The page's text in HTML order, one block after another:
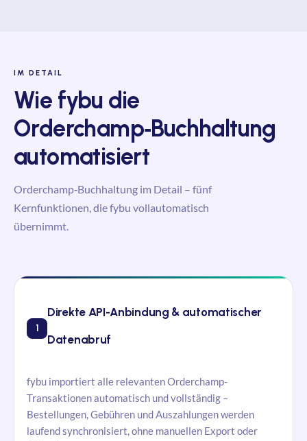
IM DETAIL
Wie fybu die
Orderchamp‑Buchhaltung
automatisiert
Orderchamp‑Buchhaltung im Detail – fünf
Kernfunktionen, diefybu vollautomatisch
übernimmt.
1
Direkte API-Anbindung & automatischer
Datenabruf
fybu importiert alle relevanten Orderchamp-
Transaktionen automatisch und vollständig –
Bestellungen, Gebühren und Auszahlungen werden
laufend synchronisiert, ohne manuellen Export oder